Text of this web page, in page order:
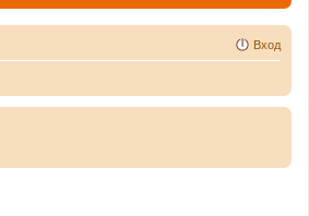
Вход